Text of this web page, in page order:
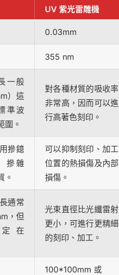
UV 紫光雷雕機
0.03mm
355 nm
一般
）這
準波
圍。
對各種材質的吸收率
非常高，因而可以進
行高著色刻印。
摻鐿
摻雜
。
可以抑制刻印、加工
位置的熱損傷及內部
損傷。
通常
，但
在
光束直徑比光纖雷射
更小，可進行更精細
的刻印、加工。
100*100mm 或